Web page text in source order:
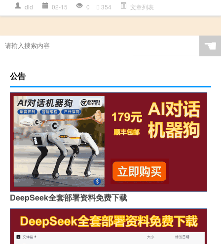
dld 02-15 0 354 文章列表
☚
公告
DeepSeek全套部署资料免费下载